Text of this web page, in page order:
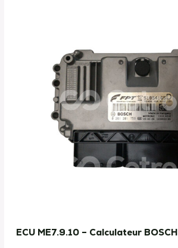
ECU ME7.9.10 – Calculateur BOSCH